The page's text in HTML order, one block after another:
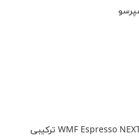
اسپرسو ماشین تمام‌اتوماتیک *WMF Espresso NEXT ترکیبی